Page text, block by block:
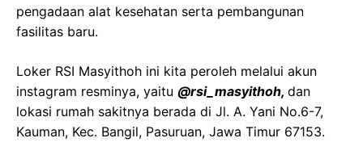
pengadaan alat kesehatan serta pembangunan
fasilitas baru.
Loker RSI Masyithoh ini kita peroleh melalui akun
instagram resminya, yaitu @rsi_masyithoh, dan
lokasi rumah sakitnya berada di Jl. A. Yani No.6-7,
Kauman, Kec. Bangil, Pasuruan, Jawa Timur 67153.